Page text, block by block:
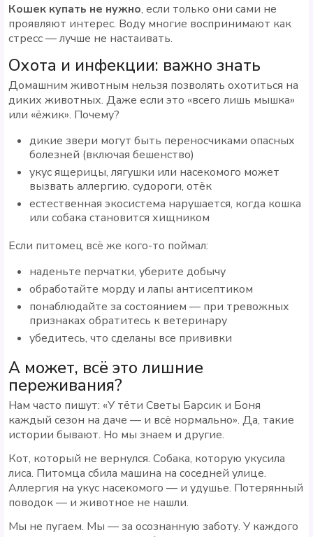
Кошек купать не нужно, если только они сами не
проявляют интерес. Воду многие воспринимают как
стресс — лучше не настаивать.
Охота и инфекции: важно знать
Домашним животным нельзя позволять охотиться на
диких животных. Даже если это «всего лишь мышка»
или «ёжик». Почему?
дикие звери могут быть переносчиками опасных
болезней (включая бешенство)
укус ящерицы, лягушки или насекомого может
вызвать аллергию, судороги, отёк
естественная экосистема нарушается, когда кошка
или собака становится хищником
Если питомец всё же кого-то поймал:
наденьте перчатки, уберите добычу
обработайте морду и лапы антисептиком
понаблюдайте за состоянием — при тревожных
признаках обратитесь к ветеринару
убедитесь, что сделаны все прививки
А может, всё это лишние
переживания?
Нам часто пишут: «У тёти Светы Барсик и Боня
каждый сезон на даче — и всё нормально». Да, такие
истории бывают. Но мы знаем и другие.
Кот, который не вернулся. Собака, которую укусила
лиса. Питомца сбила машина на соседней улице.
Аллергия на укус насекомого — и удушье. Потерянный
поводок — и животное не нашли.
Мы не пугаем. Мы — за осознанную заботу. У каждого